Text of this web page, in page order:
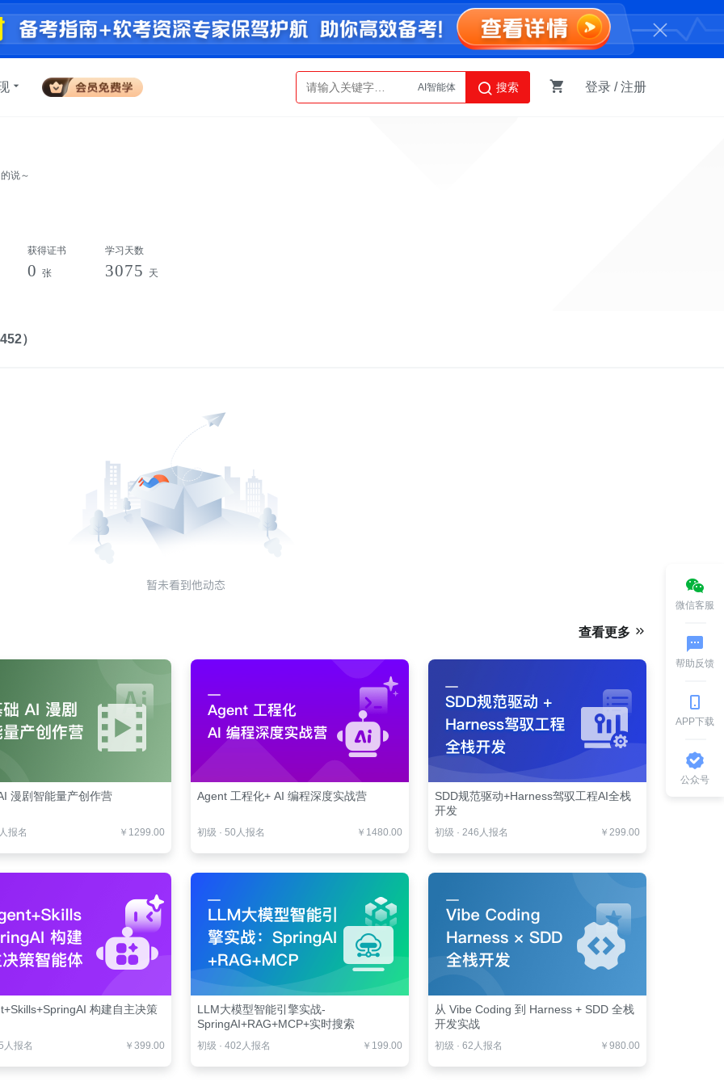
AI智能体
Python
搜索 登录 /注册
说～
获得证书
0 张
学习天数
3075 天
）
查看更多
漫剧智能量产创作营
报名 ￥1299.00
Agent 工程化+ AI 编程深度实战营
初级 · 50人报名 ￥1480.00
SDD规范驱动+Harness驾驭工程AI全栈
开发
初级 · 246人报名 ￥299.00
构建自主决策
人报名 ￥399.00
LLM大模型智能引擎实战-
SpringAI+RAG+MCP+实时搜索
初级 · 402人报名 ￥199.00
从 Vibe Coding 到 Harness + SDD 全栈
开发实战
初级 · 62人报名 ￥980.00
微信客服
帮助反馈
APP下载
公众号